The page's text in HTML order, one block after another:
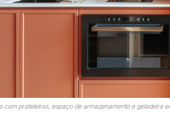
com prateleiras, espaço de armazenamento e geladeira